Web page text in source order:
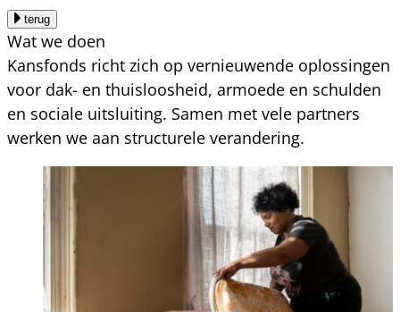
terug
Wat we doen
Kansfonds richt zich op vernieuwende oplossingen
voor dak- en thuisloosheid, armoede en schulden
en sociale uitsluiting. Samen met vele partners
werken we aan structurele verandering.